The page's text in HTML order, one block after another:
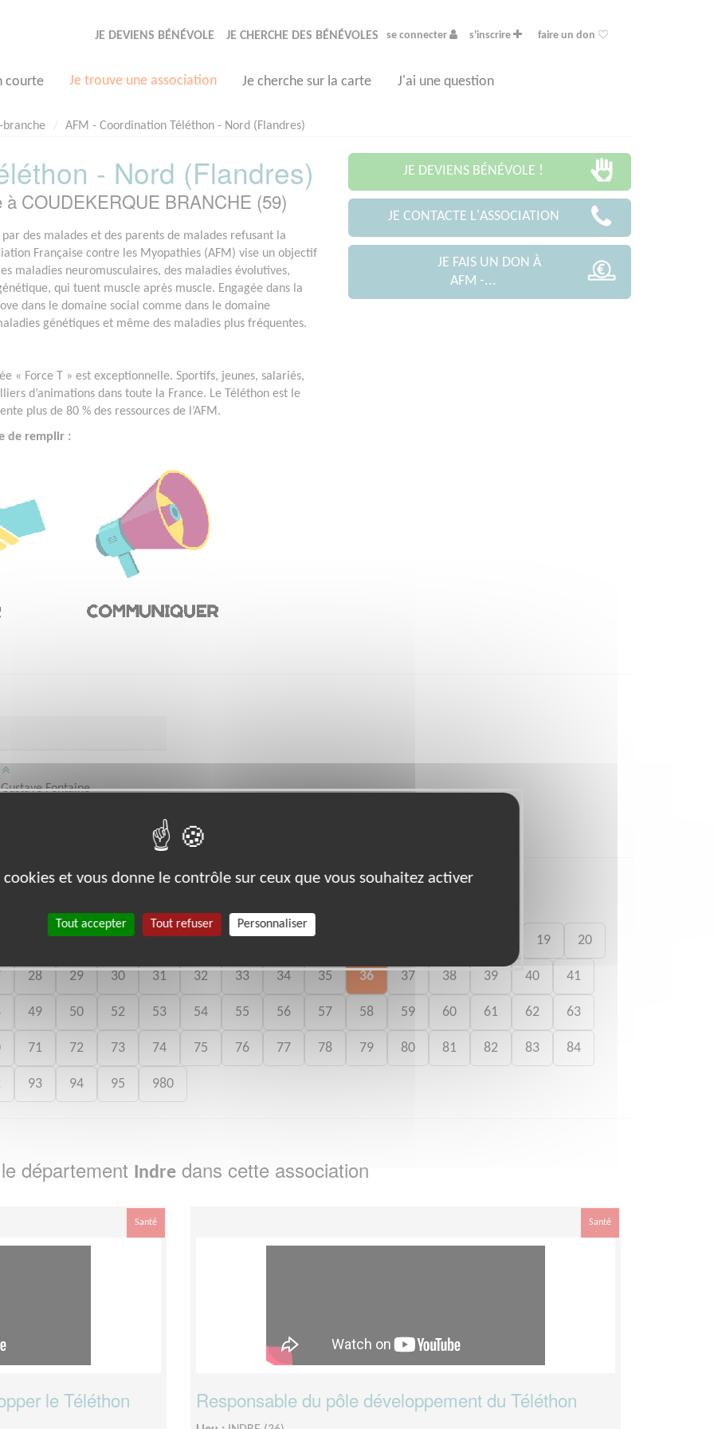
JE DEVIENS BÉNÉVOLE JE CHERCHE DES BÉNÉVOLES se connecter s'inscrire faire un don
courte Je trouve une association Je cherche sur la carte J'ai une question
branche AFM - Coordination Téléthon - Nord (Flandres)
- Nord (Flandres)
COUDEKERQUE BRANCHE (59)
des malades et des parents de malades refusant la
Française contre les Myopathies (AFM) vise un objectif
maladies neuromusculaires, des maladies évolutives,
qui tuent muscle après muscle. Engagée dans la
dans le domaine social comme dans le domaine
génétiques et même des maladies plus fréquentes.
« Force T » est exceptionnelle. Sportifs, jeunes, salariés,
d’animations dans toute la France. Le Téléthon est le
plus de 80 % des ressources de l’AFM.
de remplir :
JE DEVIENS BÉNÉVOLE !
JE CONTACTE L'ASSOCIATION
JE FAIS UN DON À
AFM -...
Fontaine
par département :
07 08 09 10 11 12 13 19 20
28 29 30 31 32 33 34 35 36 37 38 39 40 41
49 50 52 53 54 55 56 57 58 59 60 61 62 63
71 72 73 74 75 76 77 78 79 80 81 82 83 84
93 94 95 980
département Indre dans cette association
Santé
le Téléthon
Santé
Responsable du pôle développement du Téléthon
cookies et vous donne le contrôle sur ceux que vous souhaitez activer
Tout accepter Tout refuser Personnaliser